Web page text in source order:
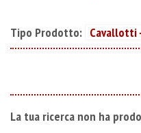
Tipo Prodotto: Cavallotti
La tua ricerca non ha